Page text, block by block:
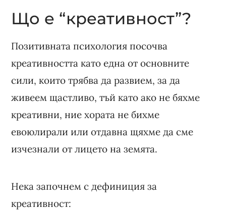
Що е “креативност”?
Позитивната психология посочва
креативността като една от основните
сили, които трябва да развием, за да
живеем щастливо, тъй като ако не бяхме
креативни, ние хората не бихме
евоюлирали или отдавна щяхме да сме
изчезнали от лицето на земята.
Нека започнем с дефиниция за
креативност: